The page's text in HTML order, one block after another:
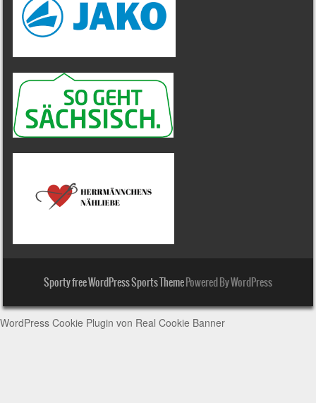
Sporty free WordPress Sports ThemePowered By WordPress
WordPress Cookie Plugin von Real Cookie Banner